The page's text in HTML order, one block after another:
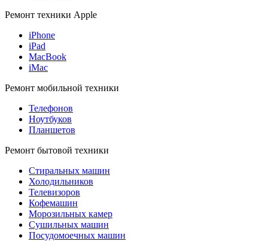
Ремонт техники Apple
iPhone
iPad
MacBook
iMac
Ремонт мобильной техники
Телефонов
Ноутбуков
Планшетов
Ремонт бытовой техники
Стиральных машин
Холодильников
Телевизоров
Кофемашин
Морозильных камер
Сушильных машин
Посудомоечных машин